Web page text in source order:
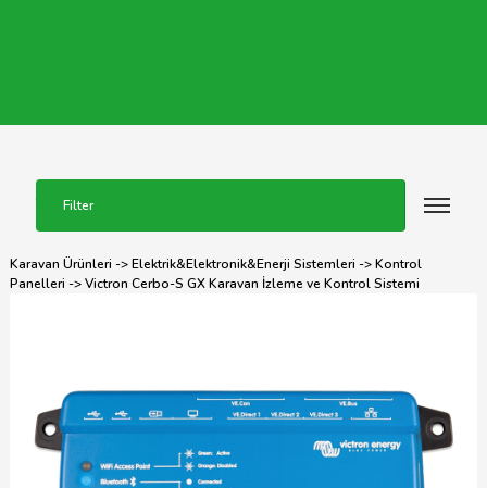
Filter
Karavan Ürünleri ->Elektrik&Elektronik&Enerji Sistemleri ->Kontrol
Panelleri -> Victron Cerbo-S GX Karavan İzleme ve Kontrol Sistemi